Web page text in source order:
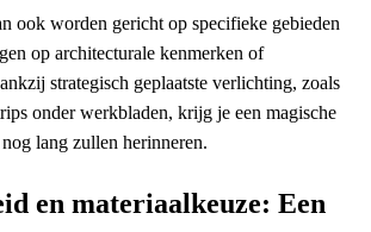
ook worden gericht op specifieke gebieden
op architecturale kenmerken of
strategisch geplaatste verlichting, zoals
onder werkbladen, krijg je een magische
lang zullen herinneren.
en materiaalkeuze: Een